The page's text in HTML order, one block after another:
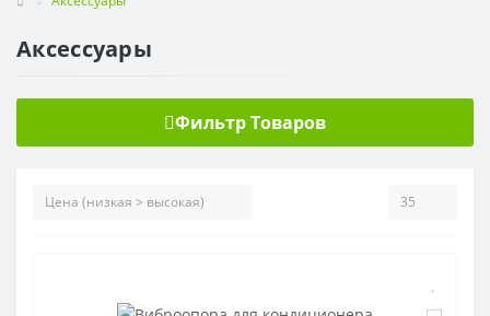
Аксессуары
Фильтр Товаров